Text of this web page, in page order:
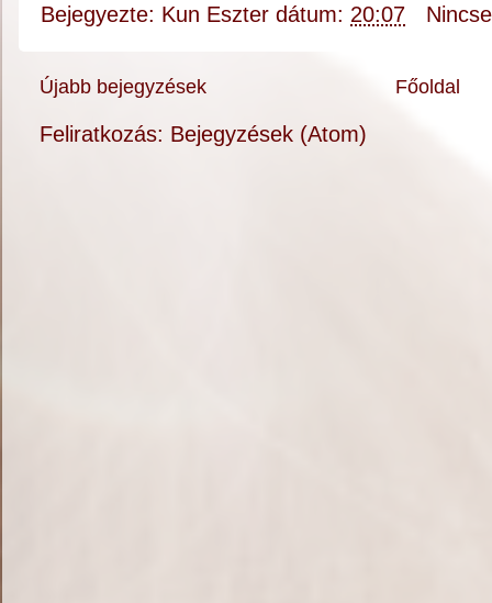
Bejegyezte: Kun Eszter dátum: 20:07
Újabb bejegyzések Főoldal
Feliratkozás: Bejegyzések (Atom)